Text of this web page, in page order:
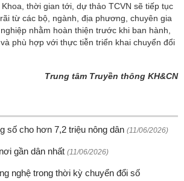
thời gian tới, dự thảo TCVN sẽ tiếp tục
từ các bộ, ngành, địa phương, chuyên gia
nhằm hoàn thiện trước khi ban hành,
phù hợp với thực tiễn triển khai chuyển đổi
Trung tâm Truyền thông KH&CN
số cho hơn 7,2 triệu nông dân (11/06/2026)
gần dân nhất (11/06/2026)
nghệ trong thời kỳ chuyển đổi số